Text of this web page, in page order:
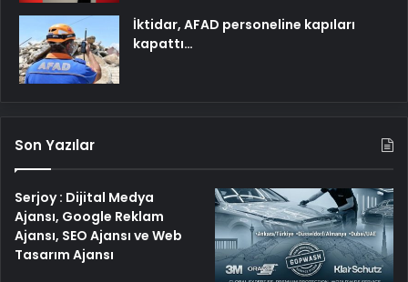
İktidar, AFAD personeline kapıları
kapattı…
Son Yazılar
Serjoy : Dijital Medya
Ajansı, Google Reklam
Ajansı, SEO Ajansı ve Web
Tasarım Ajansı